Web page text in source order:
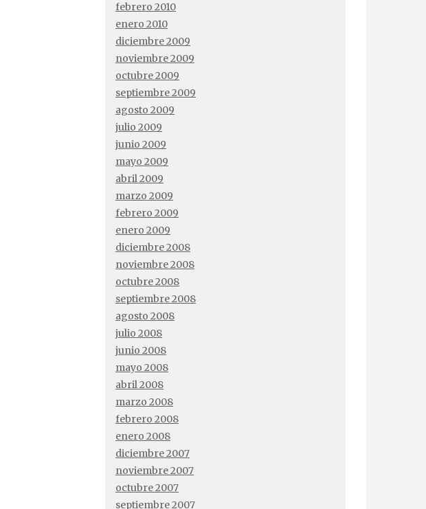
febrero 2010
enero 2010
diciembre 2009
noviembre 2009
octubre 2009
septiembre 2009
agosto 2009
julio 2009
junio 2009
mayo 2009
abril 2009
marzo 2009
febrero 2009
enero 2009
diciembre 2008
noviembre 2008
octubre 2008
septiembre 2008
agosto 2008
julio 2008
junio 2008
mayo 2008
abril 2008
marzo 2008
febrero 2008
enero 2008
diciembre 2007
noviembre 2007
octubre 2007
septiembre 2007